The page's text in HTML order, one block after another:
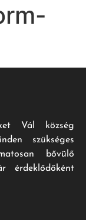
Vál község
szükséges
bővülő
érdeklődőként